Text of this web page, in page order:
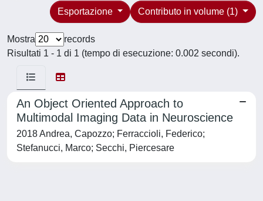
Contributo in volume (1)
Esportazione
Mostra
records
Risultati 1 - 1 di 1 (tempo di esecuzione: 0.002 secondi).
An Object Oriented Approach to
Multimodal Imaging Data in Neuroscience
2018 Andrea, Capozzo; Ferraccioli, Federico;
Stefanucci, Marco; Secchi, Piercesare